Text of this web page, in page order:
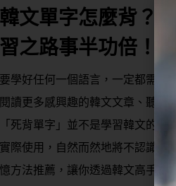
韓文單字怎麼背？
習之路事半功倍！
要學好任何一個語言，一定都需要
閱讀更多感興趣的韓文文章、聽懂
「死背單字」並不是學習韓文的
實際使用，自然而然地將不認識的
憶方法推薦，讓你透過韓文高手常